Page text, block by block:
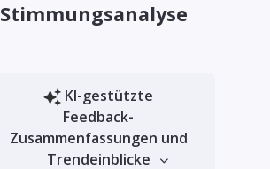
Stimmungsanalyse
KI-gestützte
Feedback-
Zusammenfassungen und
Trendeinblicke